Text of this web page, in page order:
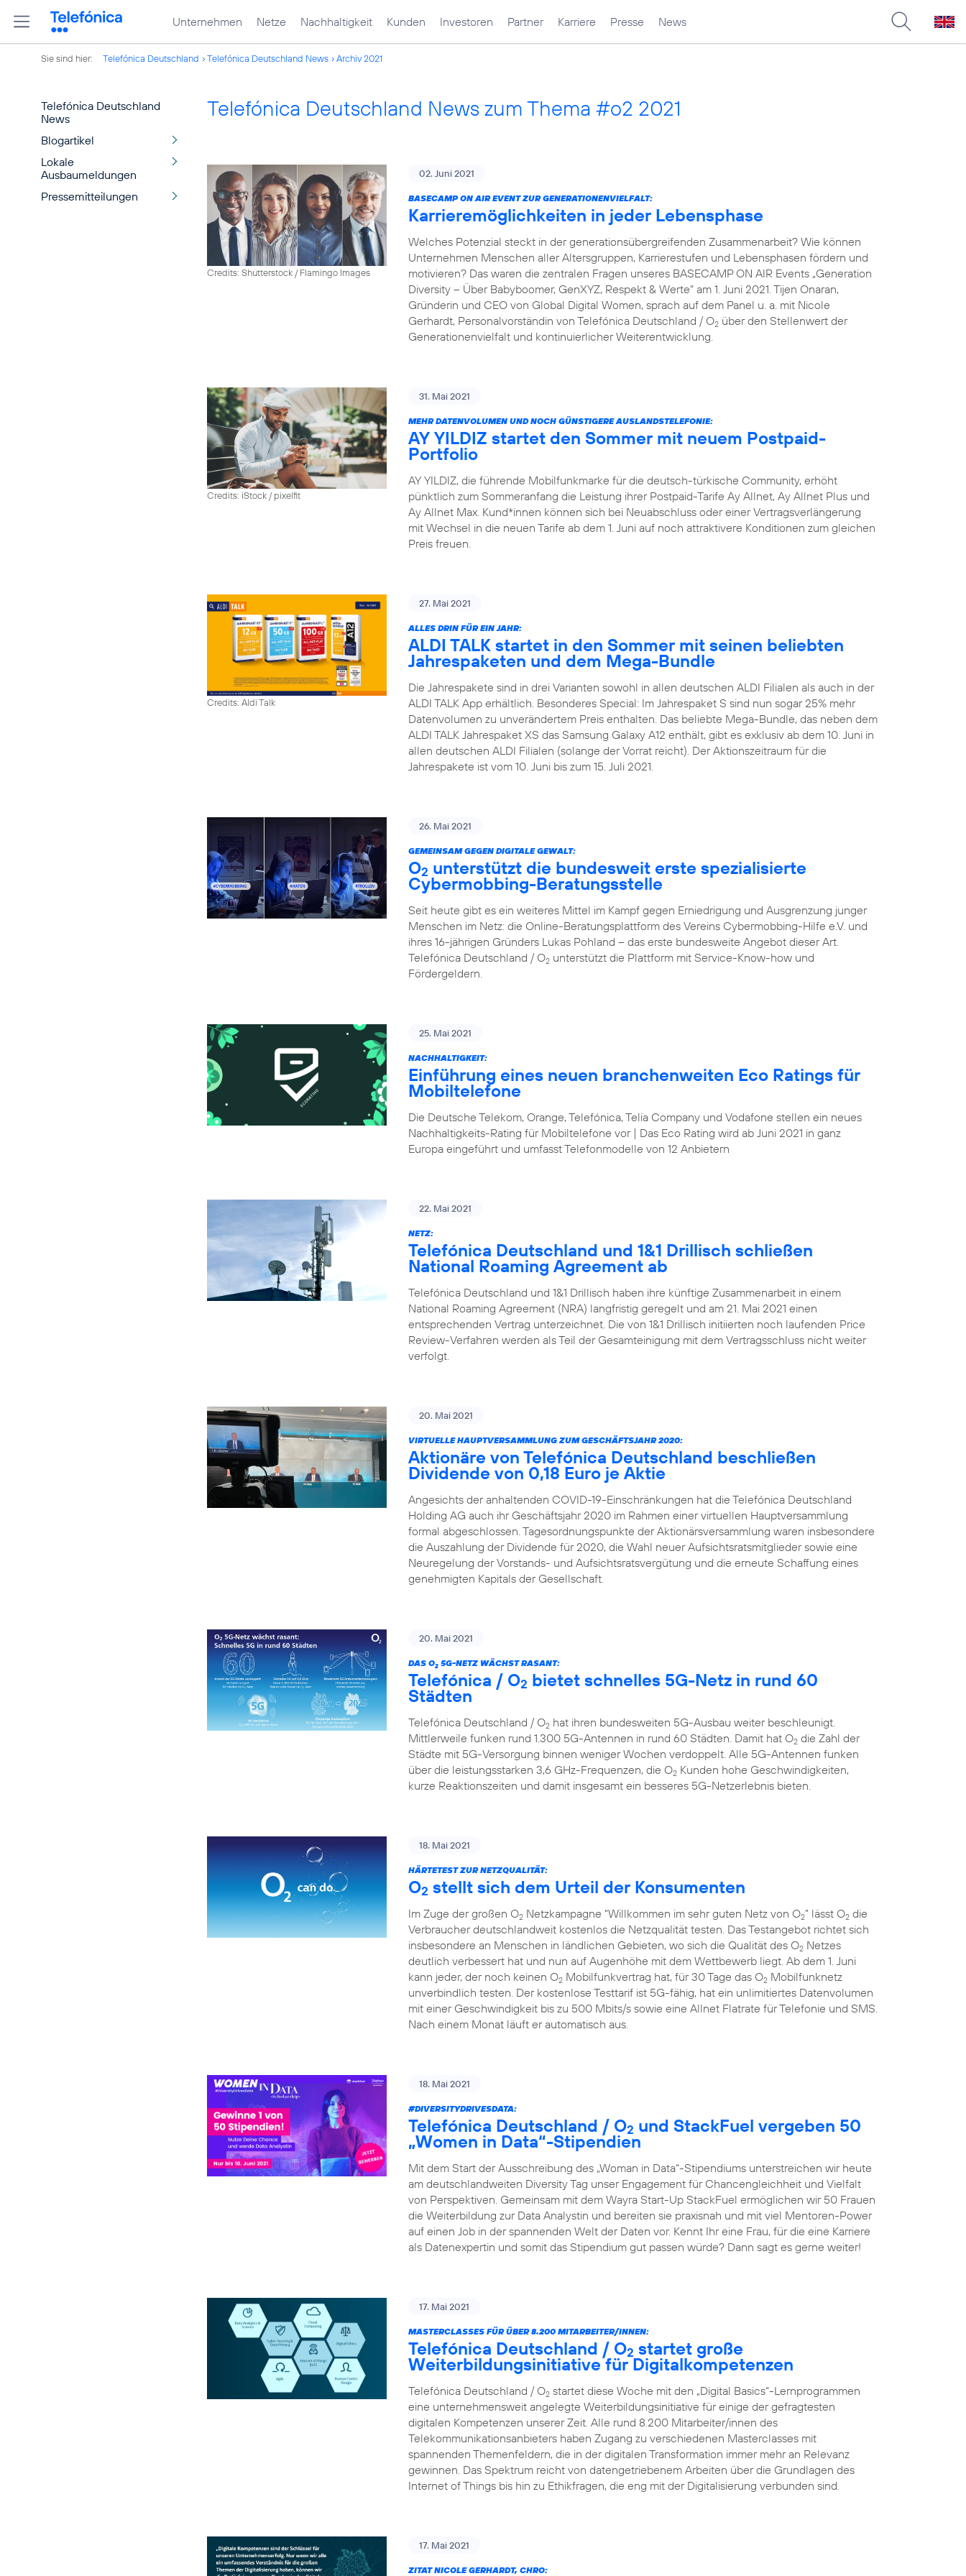
Unternehmen Netze Nachhaltigkeit Kunden Investoren Partner Karriere Presse News
Sie sind hier: Telefónica Deutschland Telefónica Deutschland News Archiv 2021
Telefónica Deutschland
News
Blogartikel
Lokale
Ausbaumeldungen
Pressemitteilungen
Telefónica Deutschland News zum Thema #o2 2021
Credits: Shutterstock / Flamingo Images
02. Juni 2021
BASECAMP ON AIR EVENT ZUR GENERATIONENVIELFALT:
Karrieremöglichkeiten in jeder Lebensphase
Welches Potenzial steckt in der generationsübergreifenden Zusammenarbeit? Wie können
Unternehmen Menschen aller Altersgruppen, Karrierestufen und Lebensphasen fördern und
motivieren? Das waren die zentralen Fragen unseres BASECAMP ON AIR Events „Generation
Diversity – Über Babyboomer, GenXYZ, Respekt & Werte“ am 1. Juni 2021. Tijen Onaran,
Gründerin und CEO von Global Digital Women, sprach auf dem Panel u. a. mit Nicole
Gerhardt, Personalvorständin von Telefónica Deutschland / O2 über den Stellenwert der
Generationenvielfalt und kontinuierlicher Weiterentwicklung.
Credits: iStock / pixelfit
31. Mai 2021
MEHR DATENVOLUMEN UND NOCH GÜNSTIGERE AUSLANDSTELEFONIE:
AY YILDIZ startet den Sommer mit neuem Postpaid-
Portfolio
AY YILDIZ, die führende Mobilfunkmarke für die deutsch-türkische Community, erhöht
pünktlich zum Sommeranfang die Leistung ihrer Postpaid-Tarife Ay Allnet, Ay Allnet Plus und
Ay Allnet Max. Kund*innen können sich bei Neuabschluss oder einer Vertragsverlängerung
mit Wechsel in die neuen Tarife ab dem 1. Juni auf noch attraktivere Konditionen zum gleichen
Preis freuen.
Credits: Aldi Talk
27. Mai 2021
ALLES DRIN FÜR EIN JAHR:
ALDI TALK startet in den Sommer mit seinen beliebten
Jahrespaketen und dem Mega-Bundle
Die Jahrespakete sind in drei Varianten sowohl in allen deutschen ALDI Filialen als auch in der
ALDI TALK App erhältlich. Besonderes Special: Im Jahrespaket S sind nun sogar 25% mehr
Datenvolumen zu unverändertem Preis enthalten. Das beliebte Mega-Bundle, das neben dem
ALDI TALK Jahrespaket XS das Samsung Galaxy A12 enthält, gibt es exklusiv ab dem 10. Juni in
allen deutschen ALDI Filialen (solange der Vorrat reicht). Der Aktionszeitraum für die
Jahrespakete ist vom 10. Juni bis zum 15. Juli 2021.
26. Mai 2021
GEMEINSAM GEGEN DIGITALE GEWALT:
O2 unterstützt die bundesweit erste spezialisierte
Cybermobbing-Beratungsstelle
Seit heute gibt es ein weiteres Mittel im Kampf gegen Erniedrigung und Ausgrenzung junger
Menschen im Netz: die Online-Beratungsplattform des Vereins Cybermobbing-Hilfe e.V. und
ihres 16-jährigen Gründers Lukas Pohland – das erste bundesweite Angebot dieser Art.
Telefónica Deutschland / O2 unterstützt die Plattform mit Service-Know-how und
Fördergeldern.
25. Mai 2021
NACHHALTIGKEIT:
Einführung eines neuen branchenweiten Eco Ratings für
Mobiltelefone
Die Deutsche Telekom, Orange, Telefónica, Telia Company und Vodafone stellen ein neues
Nachhaltigkeits-Rating für Mobiltelefone vor | Das Eco Rating wird ab Juni 2021 in ganz
Europa eingeführt und umfasst Telefonmodelle von 12 Anbietern
22. Mai 2021
NETZ:
Telefónica Deutschland und 1&1 Drillisch schließen
National Roaming Agreement ab
Telefónica Deutschland und 1&1 Drillisch haben ihre künftige Zusammenarbeit in einem
National Roaming Agreement (NRA) langfristig geregelt und am 21. Mai 2021 einen
entsprechenden Vertrag unterzeichnet. Die von 1&1 Drillisch initiierten noch laufenden Price
Review-Verfahren werden als Teil der Gesamteinigung mit dem Vertragsschluss nicht weiter
verfolgt.
20. Mai 2021
VIRTUELLE HAUPTVERSAMMLUNG ZUM GESCHÄFTSJAHR 2020:
Aktionäre von Telefónica Deutschland beschließen
Dividende von 0,18 Euro je Aktie
Angesichts der anhaltenden COVID-19-Einschränkungen hat die Telefónica Deutschland
Holding AG auch ihr Geschäftsjahr 2020 im Rahmen einer virtuellen Hauptversammlung
formal abgeschlossen. Tagesordnungspunkte der Aktionärsversammlung waren insbesondere
die Auszahlung der Dividende für 2020, die Wahl neuer Aufsichtsratsmitglieder sowie eine
Neuregelung der Vorstands- und Aufsichtsratsvergütung und die erneute Schaffung eines
genehmigten Kapitals der Gesellschaft.
20. Mai 2021
DAS O2 5G-NETZ WÄCHST RASANT:
Telefónica / O2 bietet schnelles 5G-Netz in rund 60
Städten
Telefónica Deutschland / O2 hat ihren bundesweiten 5G-Ausbau weiter beschleunigt.
Mittlerweile funken rund 1.300 5G-Antennen in rund 60 Städten. Damit hat O2 die Zahl der
Städte mit 5G-Versorgung binnen weniger Wochen verdoppelt. Alle 5G-Antennen funken
über die leistungsstarken 3,6 GHz-Frequenzen, die O2 Kunden hohe Geschwindigkeiten,
kurze Reaktionszeiten und damit insgesamt ein besseres 5G-Netzerlebnis bieten.
18. Mai 2021
HÄRTETEST ZUR NETZQUALITÄT:
O2 stellt sich dem Urteil der Konsumenten
Im Zuge der großen O2 Netzkampagne “Willkommen im sehr guten Netz von O2” lässt O2 die
Verbraucher deutschlandweit kostenlos die Netzqualität testen. Das Testangebot richtet sich
insbesondere an Menschen in ländlichen Gebieten, wo sich die Qualität des O2 Netzes
deutlich verbessert hat und nun auf Augenhöhe mit dem Wettbewerb liegt. Ab dem 1. Juni
kann jeder, der noch keinen O2 Mobilfunkvertrag hat, für 30 Tage das O2 Mobilfunknetz
unverbindlich testen. Der kostenlose Testtarif ist 5G-fähig, hat ein unlimitiertes Datenvolumen
mit einer Geschwindigkeit bis zu 500 Mbits/s sowie eine Allnet Flatrate für Telefonie und SMS.
Nach einem Monat läuft er automatisch aus.
18. Mai 2021
#DIVERSITYDRIVESDATA:
Telefónica Deutschland / O2 und StackFuel vergeben 50
„Women in Data“-Stipendien
Mit dem Start der Ausschreibung des „Woman in Data“-Stipendiums unterstreichen wir heute
am deutschlandweiten Diversity Tag unser Engagement für Chancengleichheit und Vielfalt
von Perspektiven. Gemeinsam mit dem Wayra Start-Up StackFuel ermöglichen wir 50 Frauen
die Weiterbildung zur Data Analystin und bereiten sie praxisnah und mit viel Mentoren-Power
auf einen Job in der spannenden Welt der Daten vor. Kennt Ihr eine Frau, für die eine Karriere
als Datenexpertin und somit das Stipendium gut passen würde? Dann sagt es gerne weiter!
17. Mai 2021
MASTERCLASSES FÜR ÜBER 8.200 MITARBEITER/INNEN:
Telefónica Deutschland / O2 startet große
Weiterbildungsinitiative für Digitalkompetenzen
Telefónica Deutschland / O2 startet diese Woche mit den „Digital Basics“-Lernprogrammen
eine unternehmensweit angelegte Weiterbildungsinitiative für einige der gefragtesten
digitalen Kompetenzen unserer Zeit. Alle rund 8.200 Mitarbeiter/innen des
Telekommunikationsanbieters haben Zugang zu verschiedenen Masterclasses mit
spannenden Themenfeldern, die in der digitalen Transformation immer mehr an Relevanz
gewinnen. Das Spektrum reicht von datengetriebenem Arbeiten über die Grundlagen des
Internet of Things bis hin zu Ethikfragen, die eng mit der Digitalisierung verbunden sind.
17. Mai 2021
ZITAT NICOLE GERHARDT, CHRO: